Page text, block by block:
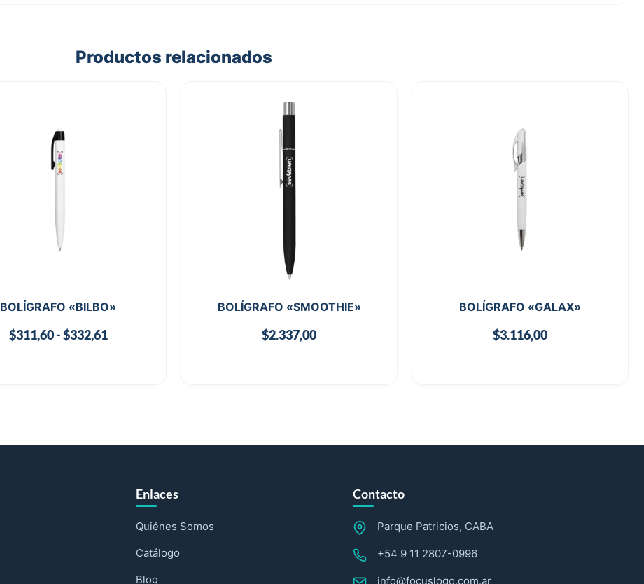
Productos relacionados
BOLÍGRAFO «BILBO»
$311,60 -$332,61
BOLÍGRAFO «SMOOTHIE»
$2.337,00
BOLÍGRAFO «GALAX»
$3.116,00
Enlaces
Quiénes Somos
Catálogo
Blog
Contacto
Parque Patricios, CABA
+54 9 11 2807-0996
info@focuslogo.com.ar